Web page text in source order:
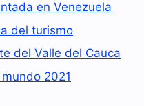
en Venezuela
del turismo
del Valle del Cauca
2021